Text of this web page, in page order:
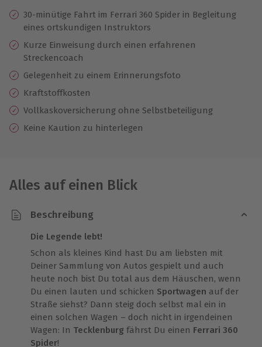
30-minütige Fahrt im Ferrari 360 Spider in Begleitung
eines ortskundigen Instruktors
Kurze Einweisung durch einen erfahrenen
Streckencoach
Gelegenheit zu einem Erinnerungsfoto
Kraftstoffkosten
Vollkaskoversicherung ohne Selbstbeteiligung
Keine Kaution zu hinterlegen
Alles auf einen Blick
Beschreibung
Die Legende lebt!
Schon als kleines Kind hast Du am liebsten mit
Deiner Sammlung von Autos gespielt und auch
heute noch bist Du total aus dem Häuschen, wenn
Du einen lauten und schicken Sportwagen auf der
Straße siehst? Dann steig doch selbst mal ein in
einen solchen Wagen – doch nicht in irgendeinen
Wagen: In Tecklenburg fährst Du einen Ferrari 360
Spider!